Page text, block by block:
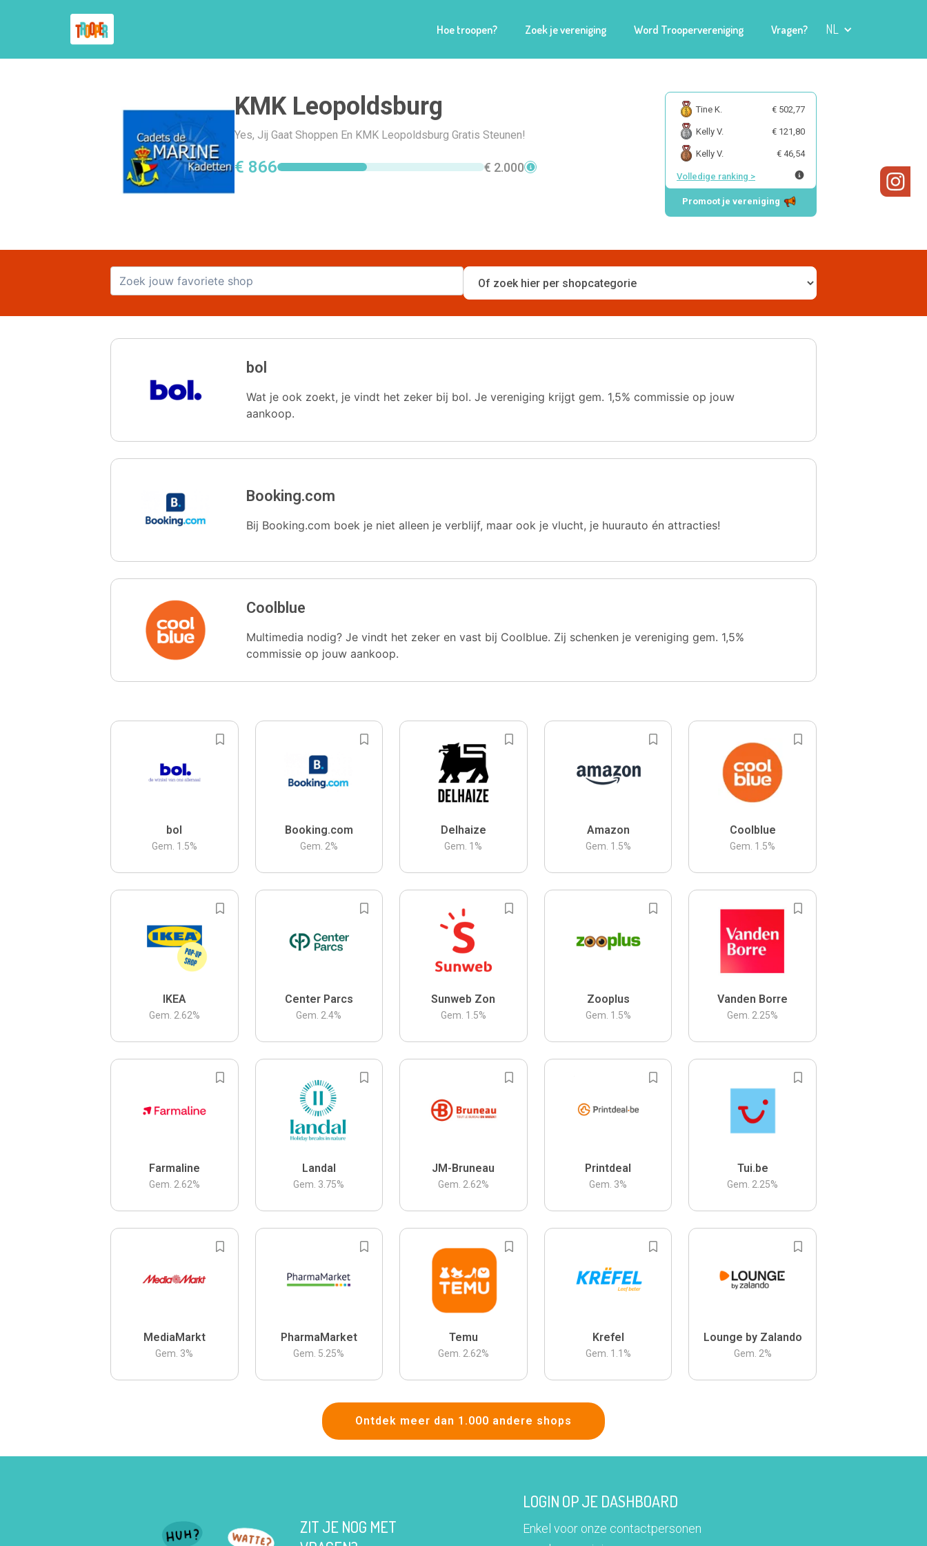
Hoe troopen? Zoek je vereniging Word Troopervereniging Vragen? NL
KMK Leopoldsburg
Yes, Jij Gaat Shoppen En KMK Leopoldsburg Gratis Steunen!
€ 866 € 2.000
Tine K. € 502,77
Kelly V. € 121,80
Kelly V. € 46,54
Volledige ranking >
Promoot je vereniging
bol
Wat je ook zoekt, je vindt het zeker bij bol. Je vereniging krijgt gem. 1,5% commissie op jouw
aankoop.
Booking.com
Bij Booking.com boek je niet alleen je verblijf, maar ook je vlucht, je huurauto én attracties!
Coolblue
Multimedia nodig? Je vindt het zeker en vast bij Coolblue. Zij schenken je vereniging gem. 1,5%
commissie op jouw aankoop.
bol
Gem. 1.5%
Booking.com
Gem. 2%
Delhaize
Gem. 1 %
Amazon
Gem. 1.5%
Coolblue
Gem. 1.5%
IKEA
Gem. 2.62%
Center Parcs
Gem. 2.4%
Sunweb Zon
Gem. 1.5%
Zooplus
Gem. 1.5%
Vanden Borre
Gem. 2.25%
Farmaline
Gem. 2.62%
Landal
Gem. 3.75%
JM-Bruneau
Gem. 2.62%
Printdeal
Gem. 3%
Tui.be
Gem. 2.25%
MediaMarkt
Gem. 3%
PharmaMarket
Gem. 5.25%
Temu
Gem. 2.62%
Krefel
Gem. 1.1 %
Lounge by Zalando
Gem. 2%
Ontdek meer dan 1.000 andere shops
ZIT JE NOG MET
LOGIN OP JE DASHBOARD
Enkel voor onze contactpersonen